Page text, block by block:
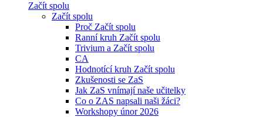
Začít spolu
Začít spolu
Proč Začít spolu
Ranní kruh Začít spolu
Trivium a Začít spolu
CA
Hodnotící kruh Začít spolu
Zkušenosti se ZaS
Jak ZaS vnímají naše učitelky
Co o ZAS napsali naši žáci?
Workshopy únor 2026